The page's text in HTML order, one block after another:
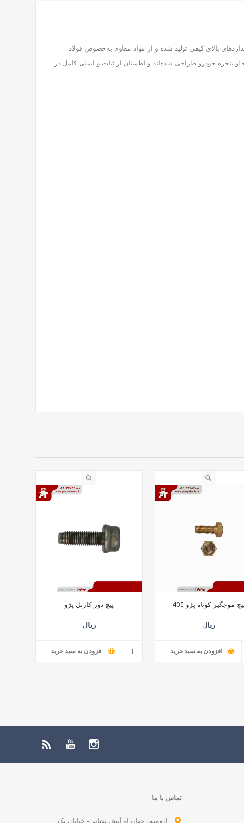
و تثبیت قطعات خودروی پژو 206 است. این محصول با استانداردهای بالای کیفی تولید شده و از مواد مقاوم به‌خصوص فولاد
خودرو طراحی شده‌اند و اطمینان از ثبات و ایمنی کامل در
پیچ موجگیر کوتاه پژو 405
ریال
افزودن به سبد خرید
پیچ دور کارتل پژو
ریال
افزودن به سبد خرید
تماس با ما
ارومیه، چهارراه آتش نشانی- خیابان یک